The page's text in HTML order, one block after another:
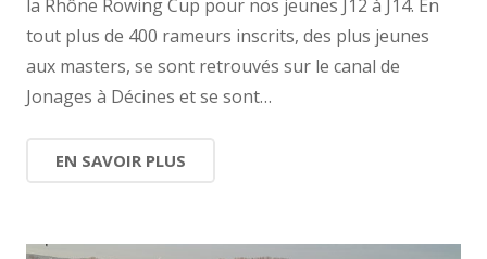
la Rhône Rowing Cup pour nos jeunes J12 à J14. En
tout plus de 400 rameurs inscrits, des plus jeunes
aux masters, se sont retrouvés sur le canal de
Jonages à Décines et se sont…
EN SAVOIR PLUS